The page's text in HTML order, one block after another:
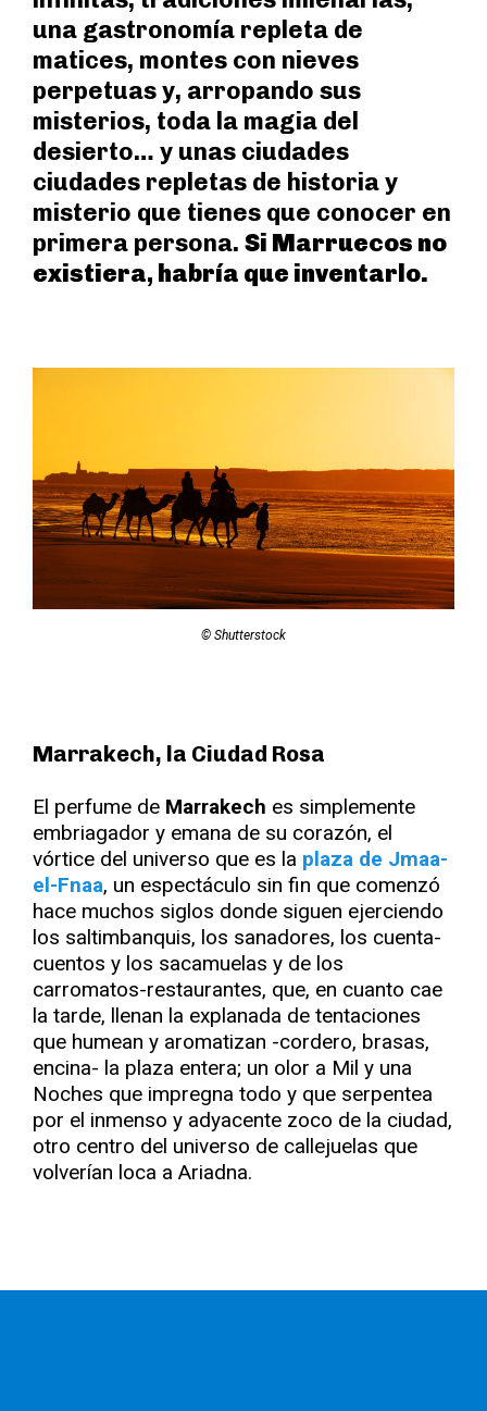
una gastronomía repleta de
matices, montes con nieves
perpetuas y, arropando sus
misterios, toda la magia del
desierto… y unas ciudades
ciudades repletas de historia y
misterio que tienes que conocer en
primera persona. Si Marruecos no
existiera, habría que inventarlo.
© Shutterstock
Marrakech, la Ciudad Rosa
El perfume de Marrakech es simplemente
embriagador y emana de su corazón, el
vórtice del universo que es la plaza de Jmaa-
el-Fnaa, un espectáculo sin fin que comenzó
hace muchos siglos donde siguen ejerciendo
los saltimbanquis, los sanadores, los cuenta-
cuentos y los sacamuelas y de los
carromatos-restaurantes, que, en cuanto cae
la tarde, llenan la explanada de tentaciones
que humean y aromatizan -cordero, brasas,
encina- la plaza entera; un olor a Mil y una
Noches que impregna todo y que serpentea
por el inmenso y adyacente zoco de la ciudad,
otro centro del universo de callejuelas que
volverían loca a Ariadna.